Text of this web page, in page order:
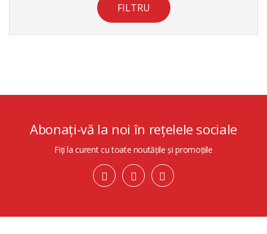
FILTRU
Abonați-vă la noi în rețelele sociale
Fiți la curent cu toate noutățile și promoțiile